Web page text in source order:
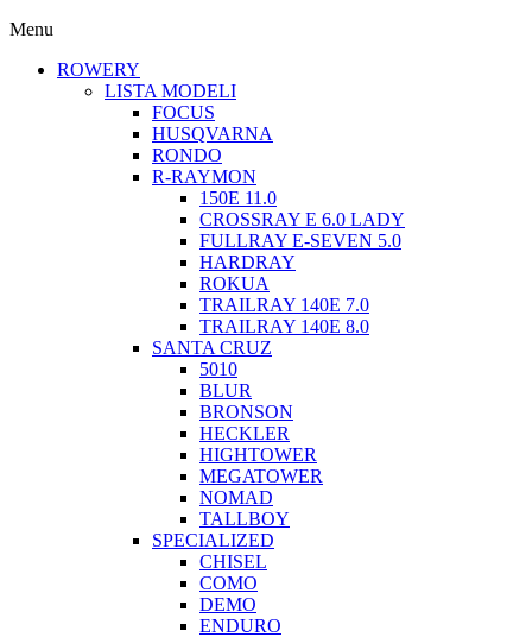
Menu
ROWERY
LISTA MODELI
FOCUS
HUSQVARNA
RONDO
R-RAYMON
150E 11.0
CROSSRAY E 6.0 LADY
FULLRAY E-SEVEN 5.0
HARDRAY
ROKUA
TRAILRAY 140E 7.0
TRAILRAY 140E 8.0
SANTA CRUZ
5010
BLUR
BRONSON
HECKLER
HIGHTOWER
MEGATOWER
NOMAD
TALLBOY
SPECIALIZED
CHISEL
COMO
DEMO
ENDURO